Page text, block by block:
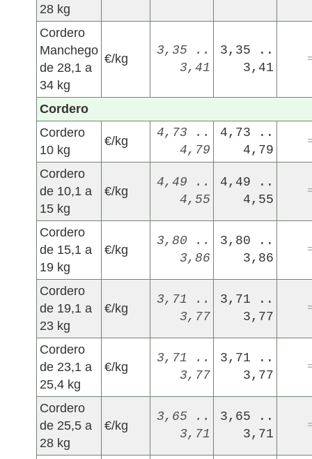
28 kg
Cordero
Manchego
de 28,1 a
34 kg
€/kg
3,35 ..
3,41
3,35 ..
3,41
Cordero
Cordero
10 kg
€/kg
4,73 ..
4,79
4,73 ..
4,79
Cordero
de 10,1 a
15 kg
€/kg
4,49 ..
4,55
4,49 ..
4,55
Cordero
de 15,1 a
19 kg
€/kg
3,80 ..
3,86
3,80 ..
3,86
Cordero
de 19,1 a
23 kg
€/kg
3,71 ..
3,77
3,71 ..
3,77
Cordero
de 23,1 a
25,4 kg
€/kg
3,71 ..
3,77
3,71 ..
3,77
Cordero
de 25,5 a
28 kg
€/kg
3,65 ..
3,71
3,65 ..
3,71